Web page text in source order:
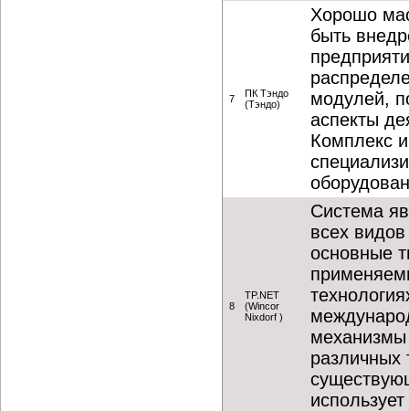
7
ПК Тэндо
(Тэндо)
Хорошо
быть
модулей,
аспекты
Комплекс
8
TP.NET
(Wincor
Nixdorf )
Система
всех
основные
механизмы
различных